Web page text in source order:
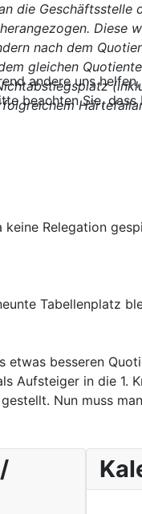
die Geschäftsstelle
Diese
nach dem
gleichen
Relegation
Tabellenplatz
besseren
Aufsteiger in die 1.
Nun muss
andere uns
beachten Sie,